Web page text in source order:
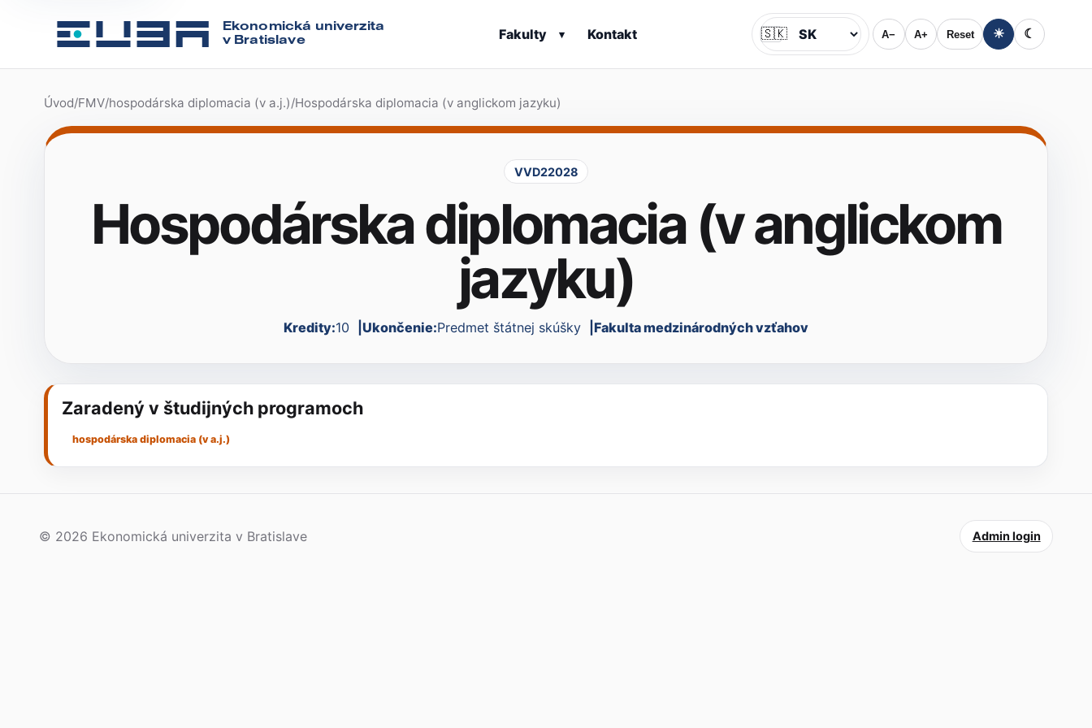
Ekonomická univerzita
v Bratislave
Fakulty ▾ Kontakt Jazyk
🇸🇰 A− A+ Reset ☀ ☾
Úvod/FMV/hospodárska diplomacia (v a.j.)/Hospodárska diplomacia (v anglickom jazyku)
VVD22028
Hospodárska diplomacia (v anglickom
jazyku)
Kredity:10 Ukončenie:Predmet štátnej skúšky Fakulta medzinárodných vzťahov
Zaradený v študijných programoch
hospodárska diplomacia (v a.j.)
© 2026 Ekonomická univerzita v Bratislave Admin login